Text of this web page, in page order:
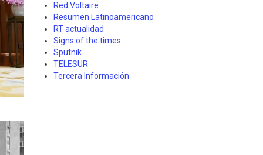
Red Voltaire
Resumen Latinoamericano
RT actualidad
Signs of the times
Sputnik
TELESUR
Tercera Información